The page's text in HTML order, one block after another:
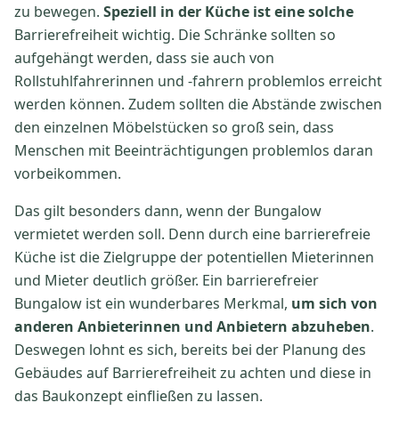
zu bewegen. Speziell in der Küche ist eine solche
Barrierefreiheit wichtig. Die Schränke sollten so
aufgehängt werden, dass sie auch von
Rollstuhlfahrerinnen und -fahrern problemlos erreicht
werden können. Zudem sollten die Abstände zwischen
den einzelnen Möbelstücken so groß sein, dass
Menschen mit Beeinträchtigungen problemlos daran
vorbeikommen.
Das gilt besonders dann, wenn der Bungalow
vermietet werden soll. Denn durch eine barrierefreie
Küche ist die Zielgruppe der potentiellen Mieterinnen
und Mieter deutlich größer. Ein barrierefreier
Bungalow ist ein wunderbares Merkmal, um sich von
anderen Anbieterinnen und Anbietern abzuheben.
Deswegen lohnt es sich, bereits bei der Planung des
Gebäudes auf Barrierefreiheit zu achten und diese in
das Baukonzept einfließen zu lassen.